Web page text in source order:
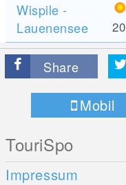
Wispile -
Lauenensee
20
Share
Mobil
TouriSpo
Impressum